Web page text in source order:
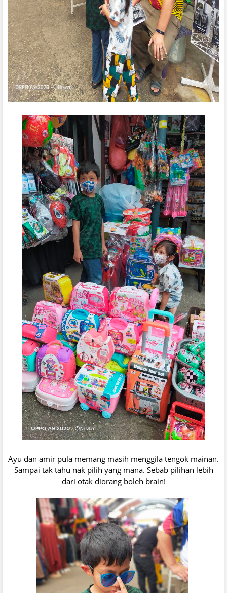
Ayu dan amir pula memang masih menggila tengok mainan.
Sampai tak tahu nak pilih yang mana. Sebab pilihan lebih
dari otak diorang boleh brain!